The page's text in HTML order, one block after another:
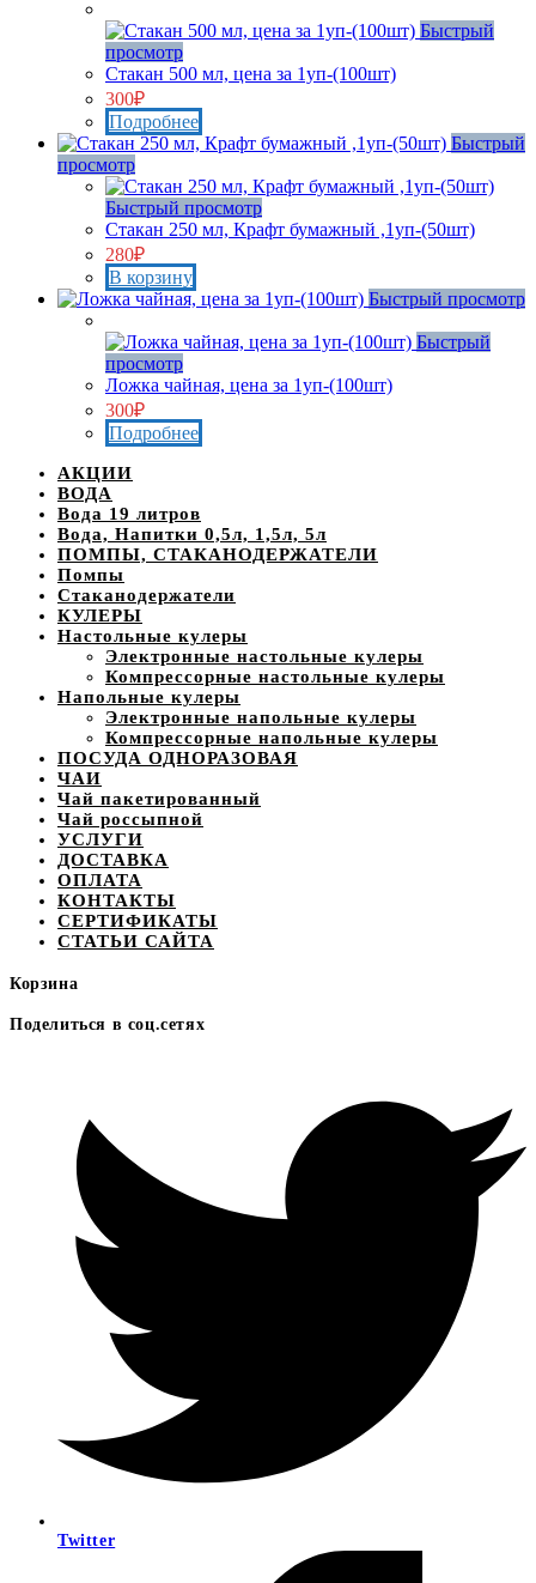
Быстрый
просмотр
Стакан 500 мл, цена за 1уп-(100шт)
300₽
Подробнее
Быстрый
просмотр
Быстрый просмотр
Стакан 250 мл, Крафт бумажный ,1уп-(50шт)
280₽
В корзину
Быстрый просмотр
Быстрый
просмотр
Ложка чайная, цена за 1уп-(100шт)
300₽
Подробнее
АКЦИИ
ВОДА
Вода 19 литров
Вода, Напитки 0,5л, 1,5л, 5л
ПОМПЫ, СТАКАНОДЕРЖАТЕЛИ
Помпы
Стаканодержатели
КУЛЕРЫ
Настольные кулеры
Электронные настольные кулеры
Компрессорные настольные кулеры
Напольные кулеры
Электронные напольные кулеры
Компрессорные напольные кулеры
ПОСУДА ОДНОРАЗОВАЯ
ЧАИ
Чай пакетированный
Чай россыпной
УСЛУГИ
ДОСТАВКА
ОПЛАТА
КОНТАКТЫ
СЕРТИФИКАТЫ
СТАТЬИ САЙТА
Корзина
Поделиться в соц.сетях
Twitter